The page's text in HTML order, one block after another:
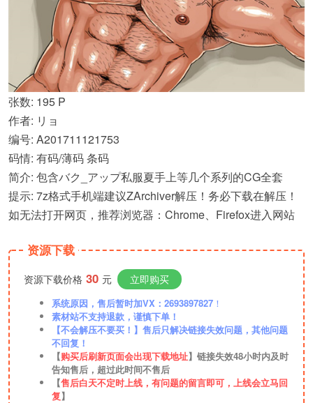
张数: 195 P
作者: リョ
编号: A201711121753
码情: 有码/薄码 条码
简介: 包含バク_アップ私服夏手上等几个系列的CG全套
提示: 7z格式手机端建议ZArchiver解压！务必下载在解压！
如无法打开网页，推荐浏览器：Chrome、Firefox进入网站
资源下载
资源下载价格 30 元 立即购买
系统原因，售后暂时加VX：2693897827 ！
素材站不支持退款，谨慎下单！
【不会解压不要买！】售后只解决链接失效问题，其他问题
不回复！
【购买后刷新页面会出现下载地址】链接失效48小时内及时
告知售后，超过此时间不售后
【售后白天不定时上线，有问题的留言即可，上线会立马回
复】